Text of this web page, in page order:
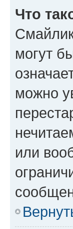
Что
могут
можно
или